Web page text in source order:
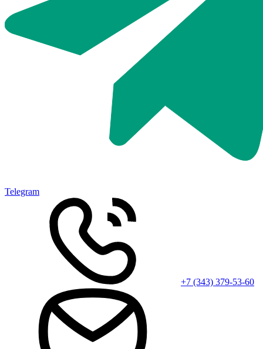
Telegram
+7 (343) 379-53-60